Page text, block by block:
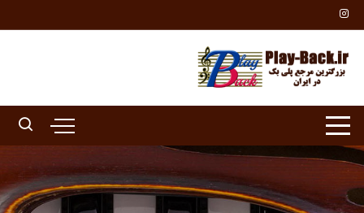
Skip
to
content